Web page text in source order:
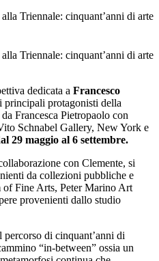
dedicata a Francesco
principali protagonisti della
Francesca Pietropaolo con
Schnabel Gallery, New York e
29 maggio al 6 settembre.
con Clemente, si
da collezioni pubbliche e
Fine Arts, Peter Marino Art
provenienti dallo studio
percorso di cinquant’anni di
“in-between” ossia un